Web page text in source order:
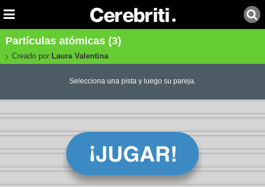
Partículas atómicas (3)
Creado por: Laura Valentina
Selecciona una pista y luego su pareja.